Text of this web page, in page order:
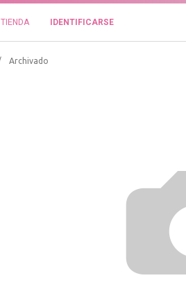
TIENDA IDENTIFICARSE
Archivado